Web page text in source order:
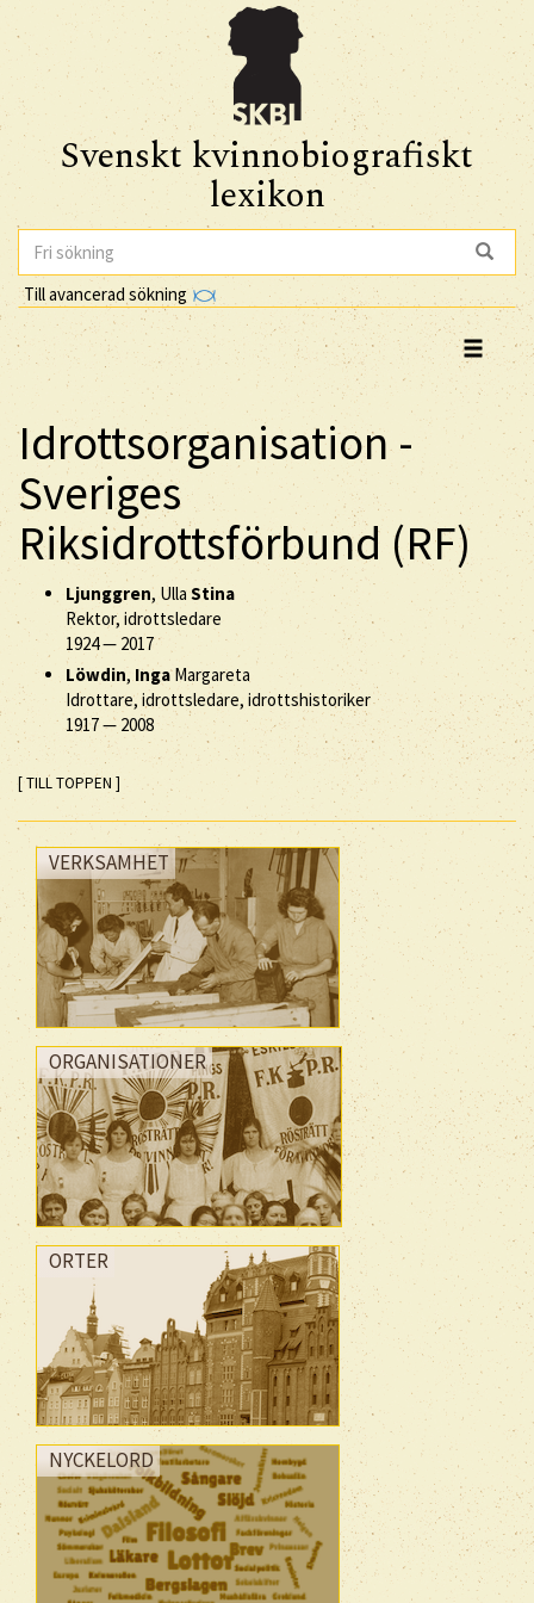
Svenskt kvinnobiografiskt
lexikon
Till avancerad sökning
Idrottsorganisation -
Sveriges
Riksidrottsförbund (RF)
Ljunggren, UllaStina
Rektor, idrottsledare
1924— 2017
Löwdin,IngaMargareta
Idrottare, idrottsledare, idrottshistoriker
1917— 2008
[ TILL TOPPEN ]
VERKSAMHET
ORGANISATIONER
ORTER
NYCKELORD